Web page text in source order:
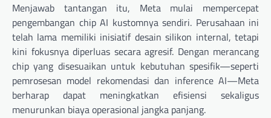
Menjawab tantangan itu, Meta mulai mempercepat
pengembangan chip AI kustomnya sendiri. Perusahaan ini
telah lama memiliki inisiatif desain silikon internal, tetapi
kini fokusnya diperluas secara agresif. Dengan merancang
chip yang disesuaikan untuk kebutuhan spesifik—seperti
pemrosesan model rekomendasi dan inference AI—Meta
berharap dapat meningkatkan efisiensi sekaligus
menurunkan biaya operasional jangka panjang.